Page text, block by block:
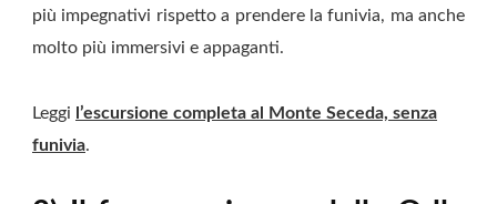
più impegnativi rispetto a prendere la funivia, ma anche
molto più immersivi e appaganti.
Leggi
l’escursione completa al Monte Seceda, senza
funivia.